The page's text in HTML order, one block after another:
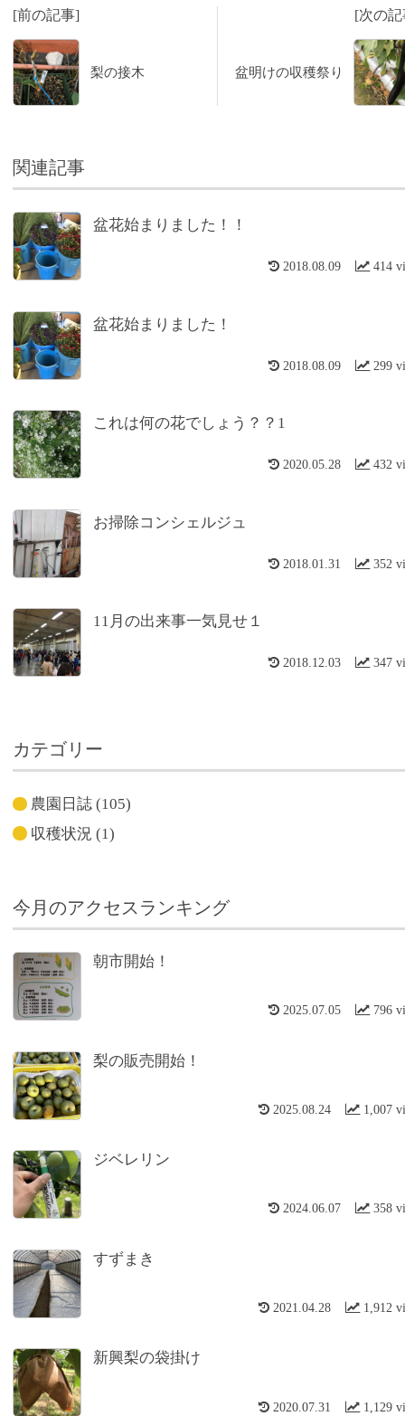
[前の記事]
梨の接木
[次の
盆明けの収穫祭り
関連記事
盆花始まりました！！
414
2018.08.09
盆花始まりました！
299
2018.08.09
これは何の花でしょう？？1
432
2020.05.28
お掃除コンシェルジュ
352
2018.01.31
11月の出来事一気見せ１
347
2018.12.03
カテゴリー
農園日誌 (105)
収穫状況 (1)
今月のアクセスランキング
朝市開始！
796
2025.07.05
梨の販売開始！
1,007
2025.08.24
ジベレリン
358
2024.06.07
すずまき
1,912
2021.04.28
新興梨の袋掛け
1,129
2020.07.31